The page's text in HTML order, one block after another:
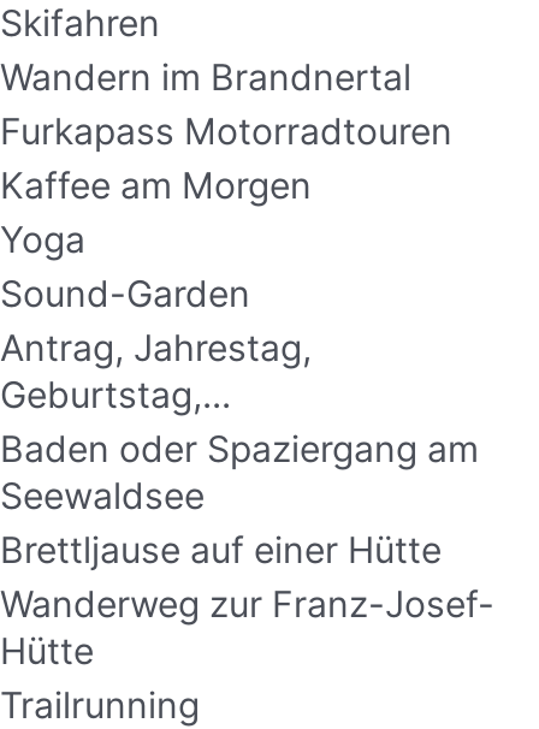
Skifahren
Wandern im Brandnertal
Furkapass Motorradtouren
Kaffee am Morgen
Yoga
Sound-Garden
Antrag, Jahrestag,
Geburtstag,...
Baden oder Spaziergang am
Seewaldsee
Brettljause auf einer Hütte
Wanderweg zur Franz-Josef-
Hütte
Trailrunning